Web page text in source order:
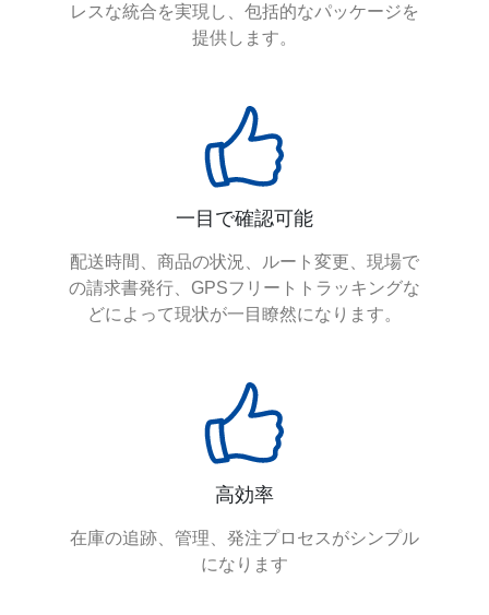
レスな統合を実現し、包括的なパッケージを
提供します。
一目で確認可能
配送時間、商品の状況、ルート変更、現場で
の請求書発行、GPSフリートトラッキングな
どによって現状が一目瞭然になります。
高効率
在庫の追跡、管理、発注プロセスがシンプル
になります